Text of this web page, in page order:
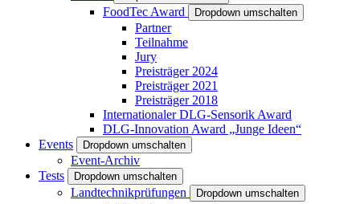
FoodTec Award Dropdown umschalten
Partner
Teilnahme
Jury
Preisträger 2024
Preisträger 2021
Preisträger 2018
Internationaler DLG-Sensorik Award
DLG-Innovation Award „Junge Ideen“
Events
Dropdown umschalten
Event-Archiv
Tests
Dropdown umschalten
Landtechnikprüfungen Dropdown umschalten